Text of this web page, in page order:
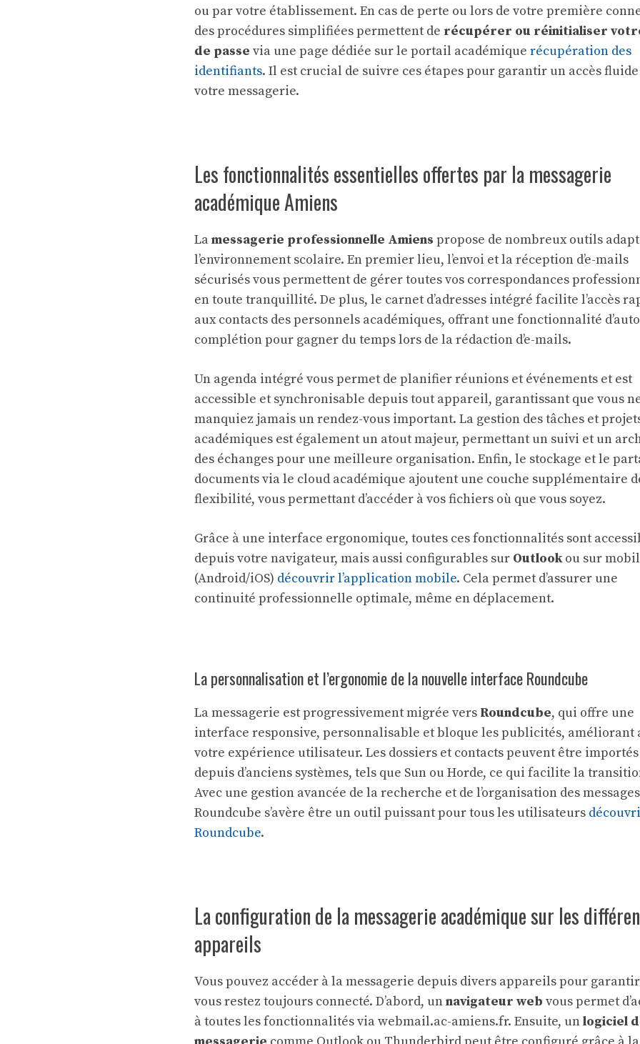
ou par votre établissement. En cas de perte ou lors de votre première
des procédures simplifiées permettent de récupérer ou réinitialiser
de passe via une page dédiée sur le portail académique récupération des
identifiants. Il est crucial de suivre ces étapes pour garantir un accès
votre messagerie.
Les fonctionnalités essentielles offertes par la messagerie
académique Amiens
Lamessagerie professionnelle Amiens propose de nombreux outils
l’environnement scolaire. En premier lieu, l’envoi et la réception d’e-mails
sécurisés vous permettent de gérer toutes vos correspondances
en toute tranquillité. De plus, le carnet d’adresses intégré facilite l’accès
aux contacts des personnels académiques, offrant une fonctionnalité
complétion pour gagner du temps lors de la rédaction d’e-mails.
Un agenda intégré vous permet de planifier réunions et événements et est
accessible et synchronisable depuis tout appareil, garantissant que vous
manquiez jamais un rendez-vous important. La gestion des tâches et
académiques est également un atout majeur, permettant un suivi et un
des échanges pour une meilleure organisation. Enfin, le stockage et le
documents via le cloud académique ajoutent une couche supplémentaire
flexibilité, vous permettant d’accéder à vos fichiers où que vous soyez.
Grâce à une interface ergonomique, toutes ces fonctionnalités sont
depuis votre navigateur, mais aussi configurables sur Outlookou sur
(Android/iOS) découvrir l’application mobile. Cela permet d’assurer une
continuité professionnelle optimale, même en déplacement.
La personnalisation et l’ergonomie de la nouvelle interface Roundcube
La messagerie est progressivement migrée vers Roundcube, qui offre une
interface responsive, personnalisable et bloque les publicités, améliorant
votre expérience utilisateur. Les dossiers et contacts peuvent être importés
depuis d’anciens systèmes, tels que Sun ou Horde, ce qui facilite la
Avec une gestion avancée de la recherche et de l’organisation des
Roundcube s’avère être un outil puissant pour tous les utilisateurs
Roundcube.
La configuration de la messagerie académique sur les
appareils
Vous pouvez accéder à la messagerie depuis divers appareils pour
vous restez toujours connecté. D’abord, unnavigateur web vous permet
à toutes les fonctionnalités via webmail.ac-amiens.fr. Ensuite, unlogiciel